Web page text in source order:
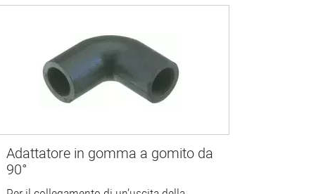
Adattatore in gomma a gomito da
90°